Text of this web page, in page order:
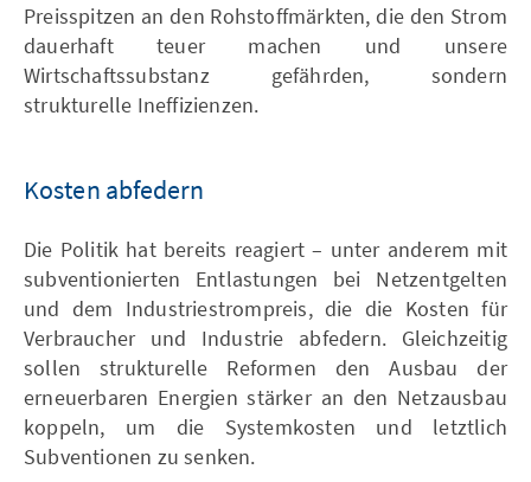
Preisspitzen an den Rohstoffmärkten, die den Strom
dauerhaft teuer machen und unsere
Wirtschaftssubstanz gefährden, sondern
strukturelle Ineffizienzen.
Kosten abfedern
Die Politik hat bereits reagiert – unter anderem mit
subventionierten Entlastungen bei Netzentgelten
und dem Industriestrompreis, die die Kosten für
Verbraucher und Industrie abfedern. Gleichzeitig
sollen strukturelle Reformen den Ausbau der
erneuerbaren Energien stärker an den Netzausbau
koppeln, um die Systemkosten und letztlich
Subventionen zu senken.